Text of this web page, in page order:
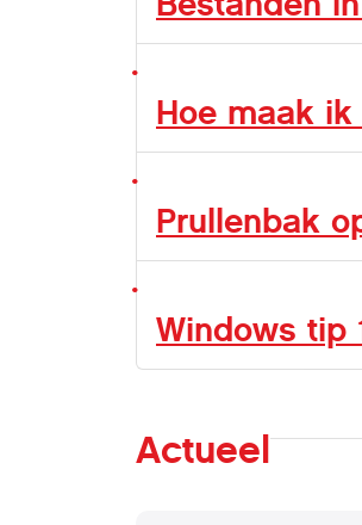
Hoe maak
Prullenbak
Windows tip
Actueel